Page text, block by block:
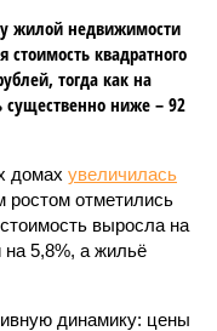
жилой недвижимости
стоимость квадратного
тогда как на
ниже – 92
домах увеличилась
ростом отметились
выросла на
5,8%, а жильё
динамику: цены